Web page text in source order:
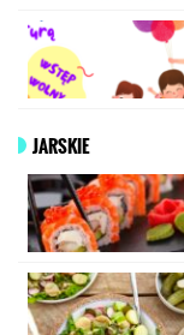
JARSKIE